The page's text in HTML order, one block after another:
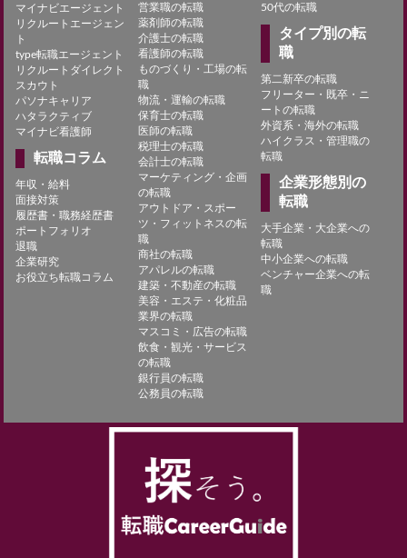
マイナビエージェント
リクルートエージェン
ト
type転職エージェント
リクルートダイレクト
スカウト
パソナキャリア
ハタラクティブ
マイナビ看護師
転職コラム
年収・給料
面接対策
履歴書・職務経歴書
ポートフォリオ
退職
企業研究
お役立ち転職コラム
営業職の転職
薬剤師の転職
介護士の転職
看護師の転職
ものづくり・工場の転
職
物流・運輸の転職
保育士の転職
医師の転職
税理士の転職
会計士の転職
マーケティング・企画
の転職
アウトドア・スポー
ツ・フィットネスの転
職
商社の転職
アパレルの転職
建築・不動産の転職
美容・エステ・化粧品
業界の転職
マスコミ・広告の転職
飲食・観光・サービス
の転職
銀行員の転職
公務員の転職
50代の転職
タイプ別の転
職
第二新卒の転職
フリーター・既卒・ニ
ートの転職
外資系・海外の転職
ハイクラス・管理職の
転職
企業形態別の
転職
大手企業・大企業への
転職
中小企業への転職
ベンチャー企業への転
職